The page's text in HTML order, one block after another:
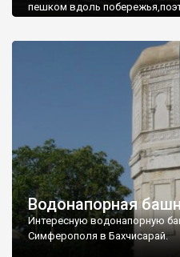
пешком вдоль
Водонапорная
Интересную водонапорную
Симферополя в Бахчисарай.